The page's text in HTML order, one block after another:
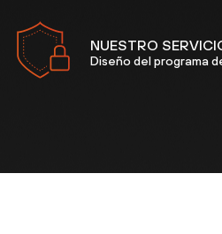
NUESTRO
Diseño del programa